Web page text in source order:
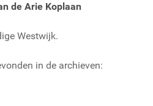
de Arie Koplaan
Westwijk.
in de archieven: